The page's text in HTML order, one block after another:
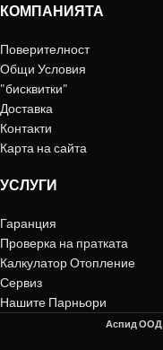
КОМПАНИЯТА
Поверителност
Общи Условия
"бисквитки"
Доставка
Контакти
Карта на сайта
УСЛУГИ
Гаранция
Проверка на пратката
Калкулатор Отопление
Сервиз
Нашите Парньори
Аспид ООД